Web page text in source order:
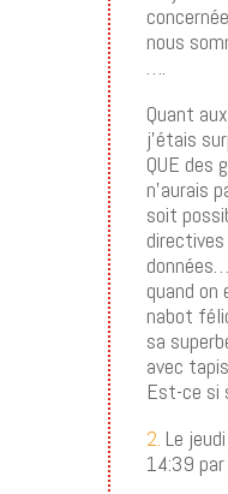
nous
….
Quant
j’étais
QUE des
n’aurais
soit
quand
nabot
sa
avec
Est-ce
2. Le
14:39 par